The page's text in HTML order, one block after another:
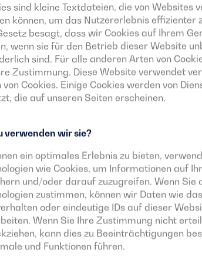
sind kleine Textdateien, die von Websites
können, um das Nutzererlebnis effizienter
besagt, dass wir Cookies auf Ihrem
wenn sie für den Betrieb dieser Website
sind. Für alle anderen Arten von
Zustimmung. Diese Website verwendet
von Cookies. Einige Cookies werden von
die auf unseren Seiten erscheinen.
verwenden wir sie?
ein optimales Erlebnis zu bieten,
wie Cookies, um Informationen auf
und/oder darauf zuzugreifen. Wenn Sie
zustimmen, können wir Daten wie
oder eindeutige IDs auf dieser
Wenn Sie Ihre Zustimmung nicht
kann dies zu Beeinträchtigungen
und Funktionen führen.
Strombedarf. Die
und weisen häufig
auf Notfälle
Zeiträume, in
überbrücken.